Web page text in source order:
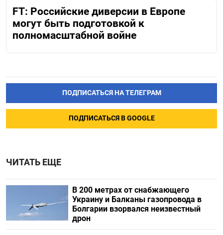
FT: Российские диверсии в Европе
могут быть подготовкой к
полномасштабной войне
ПОДПИСАТЬСЯ НА ТЕЛЕГРАМ
ПОДПИСАТЬСЯ В GOOGLE
ЧИТАТЬ ЕЩЕ
В 200 метрах от снабжающего
Украину и Балканы газопровода в
Болгарии взорвался неизвестный
дрон